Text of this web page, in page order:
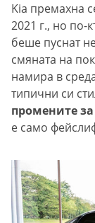
Kia премахна
2021 г., но
беше пуснат
смяната на
намира в
типични си
промените
е само